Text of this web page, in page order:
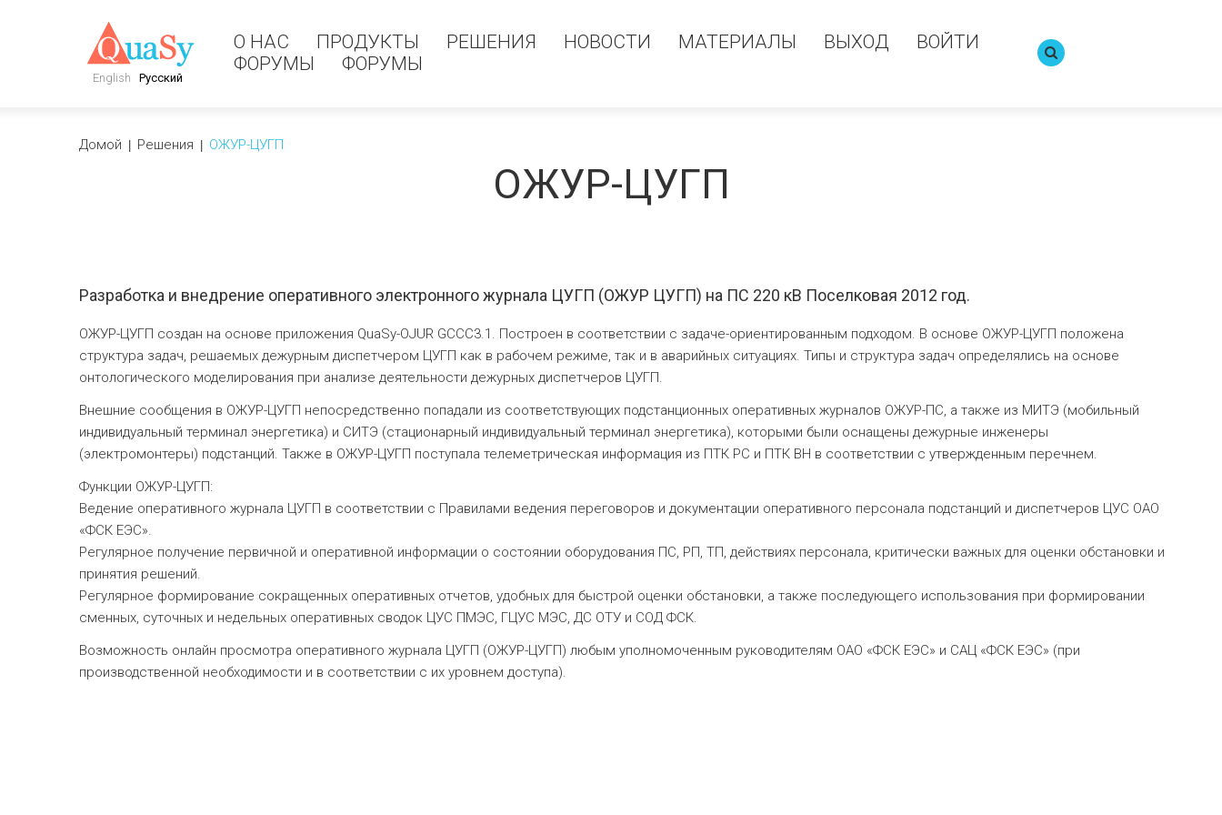
English Русский
О НАС ПРОДУКТЫ РЕШЕНИЯ НОВОСТИ МАТЕРИАЛЫ ВЫХОД
ВОЙТИ
ФОРУМЫ
ФОРУМЫ
ОЖУР-ЦУГП
Домой Решения ОЖУР-ЦУГП
Разработка и внедрение оперативного электронного журнала ЦУГП (ОЖУР ЦУГП) на ПС 220 кВ Поселковая 2012 год.
ОЖУР-ЦУГП создан на основе приложения QuaSy-OJUR GССС3.1. Построен в соответствии с задаче-ориентированным подходом. В основе ОЖУР-ЦУГП положена
структура задач, решаемых дежурным диспетчером ЦУГП как в рабочем режиме, так и в аварийных ситуациях. Типы и структура задач определялись на основе
онтологического моделирования при анализе деятельности дежурных диспетчеров ЦУГП.
Внешние сообщения в ОЖУР-ЦУГП непосредственно попадали из соответствующих подстанционных оперативных журналов ОЖУР-ПС, а также из МИТЭ (мобильный
индивидуальный терминал энергетика) и СИТЭ (стационарный индивидуальный терминал энергетика), которыми были оснащены дежурные инженеры
(электромонтеры) подстанций. Также в ОЖУР-ЦУГП поступала телеметрическая информация из ПТК РС и ПТК ВН в соответствии с утвержденным перечнем.
Функции ОЖУР-ЦУГП:
Ведение оперативного журнала ЦУГП в соответствии с Правилами ведения переговоров и документации оперативного персонала подстанций и диспетчеров ЦУС ОАО
«ФСК ЕЭС».
Регулярное получение первичной и оперативной информации о состоянии оборудования ПС, РП, ТП, действиях персонала, критически важных для оценки обстановки и
принятия решений.
Регулярное формирование сокращенных оперативных отчетов, удобных для быстрой оценки обстановки, а также последующего использования при формировании
сменных, суточных и недельных оперативных сводок ЦУС ПМЭС, ГЦУС МЭС, ДС ОТУ и СОД ФСК.
Возможность онлайн просмотра оперативного журнала ЦУГП (ОЖУР-ЦУГП) любым уполномоченным руководителям ОАО «ФСК ЕЭС» и САЦ «ФСК ЕЭС» (при
производственной необходимости и в соответствии с их уровнем доступа).